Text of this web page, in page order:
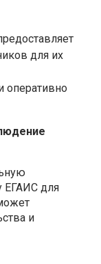
для их
оперативно
ЕГАИС для
и